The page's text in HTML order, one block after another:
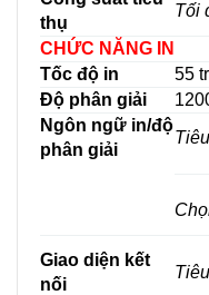
thụ
Tối
CHỨC NĂNG IN
Tốc độ in
55
Độ phân giải
Ngôn ngữ in/độ
phân giải
Giao diện kết
nối